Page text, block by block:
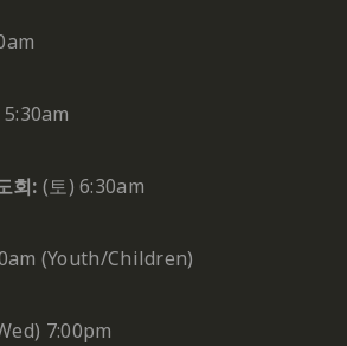
회: (토) 6:30am
(Youth/Children)
7:00pm